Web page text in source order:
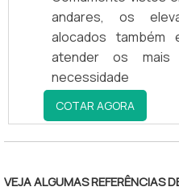
então a
pontos fortes da
destacar:
excelência de
um preço justo..
andares, os
alocados também
atender os
necessidade
COTAR AGORA
VEJA ALGUMAS REFERÊNCIAS